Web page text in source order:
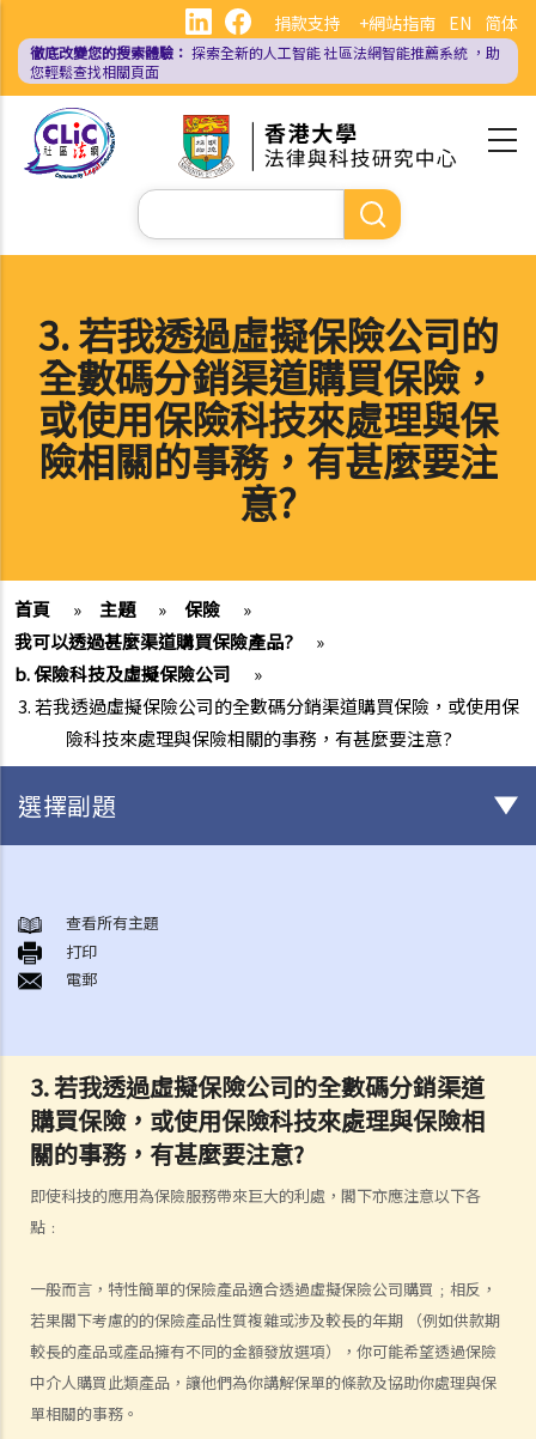
內
EN 简体
捐款支持 +網站指南
徹底改變您的搜索體驗： 探索全新的人工智能社區法網智能推薦系統 ，助
您輕鬆查找相關頁面
Search
3. 若我透過虛擬保險公司的
全數碼分銷渠道購買保險，
或使用保險科技來處理與保
險相關的事務，有甚麼要注
意?
首頁 » 主題 » 保險
»
我可以透過甚麼渠道購買保險產品?
»
b. 保險科技及虛擬保險公司
»
3. 若我透過虛擬保險公司的全數碼分銷渠道購買保險，或使用保
險科技來處理與保險相關的事務，有甚麼要注意?
3.若我透過虛擬保險公司的全數碼分銷渠道
購買保險，或使用保險科技來處理與保險相
關的事務，有甚麼要注意?
即使科技的應用為保險服務帶來巨大的利處，閣下亦應注意以下各
點﹕
一般而言，特性簡單的保險產品適合透過虛擬保險公司購買﹔相反，
若果閣下考慮的的保險產品性質複雜或涉及較長的年期 （例如供款期
較長的產品或產品擁有不同的金額發放選項），你可能希望透過保險
中介人購買此類產品，讓他們為你講解保單的條款及協助你處理與保
單相關的事務。
選擇副題
1. 投保人或保單持有人可能沒有向保險公司披露所有個人資料。沒有這
樣的披露會導致索償被拒絕嗎？哪些重要事實必須披露？
2. 除上述問題外，若一些沒有披露的資料與該項索償無關（例如，我因
項索償嗎？
3. 保險單中常見的「不保項目」是甚麼？
4. 我遲了一周（或一個月）繳交保費。我的保單仍然有效嗎？如果在繳
付保費之前發生意外，保險公司會否拒絕我的索償？
有保單索償全數保額，還是僅索償實際的開支/損失金額？人壽保險下的
死亡賠償是否受不同規則約束？
我可以透過甚麼渠道購買保險產品?
a. 保險中介人
1. 保險中介人有兩類─保險代理（insurance agent） 和保險經紀
查看所有主題
打印
電郵